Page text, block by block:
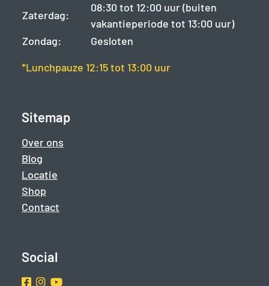
Zaterdag:
08:30 tot 12:00 uur (buiten
vakantieperiode tot 13:00 uur)
Zondag:
Gesloten
*Lunchpauze 12:15 tot 13:00 uur
Sitemap
Over ons
Blog
Locatie
Shop
Contact
Social
Facebook
Instragram
Youtube